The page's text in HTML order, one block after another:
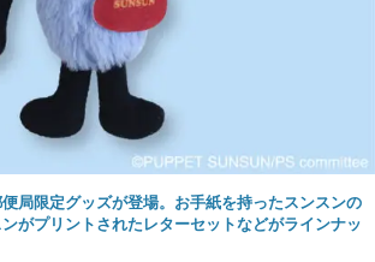
局限定グッズが登場。お手紙を持ったスンスンの
がプリントされたレターセットなどがラインナッ